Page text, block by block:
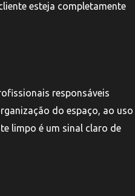
esteja completamente
responsáveis
do espaço, ao uso
limpo é um sinal claro de